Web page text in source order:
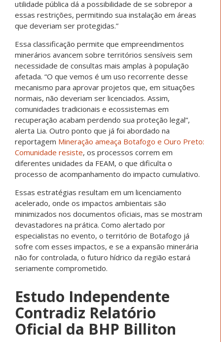
utilidade pública dá a possibilidade de se sobrepor a
essas restrições, permitindo sua instalação em áreas
que deveriam ser protegidas.”
Essa classificação permite que empreendimentos
minerários avancem sobre territórios sensíveis sem
necessidade de consultas mais amplas à população
afetada. “O que vemos é um uso recorrente desse
mecanismo para aprovar projetos que, em situações
normais, não deveriam ser licenciados. Assim,
comunidades tradicionais e ecossistemas em
recuperação acabam perdendo sua proteção legal”,
alerta Lia. Outro ponto que já foi abordado na
reportagem Mineração ameaça Botafogo e Ouro Preto:
Comunidade resiste, os processos correm em
diferentes unidades da FEAM, o que dificulta o
processo de acompanhamento do impacto cumulativo.
Essas estratégias resultam em um licenciamento
acelerado, onde os impactos ambientais são
minimizados nos documentos oficiais, mas se mostram
devastadores na prática. Como alertado por
especialistas no evento, o território de Botafogo já
sofre com esses impactos, e se a expansão minerária
não for controlada, o futuro hídrico da região estará
seriamente comprometido.
Estudo Independente
Contradiz Relatório
Oficial da BHP Billiton